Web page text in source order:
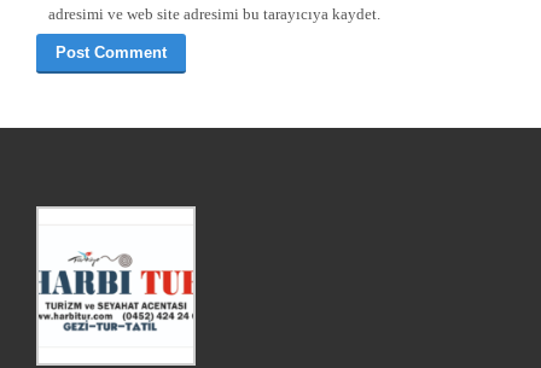
adresimi ve web site adresimi bu tarayıcıya kaydet.